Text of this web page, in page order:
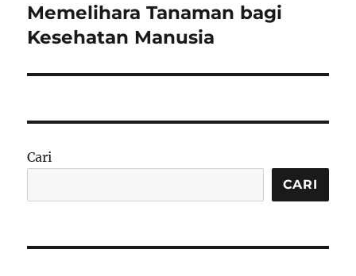
post:
Memelihara Tanaman bagi
Kesehatan Manusia
Cari
CARI